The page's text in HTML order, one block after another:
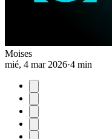
Moises
mié, 4 mar 2026·4 min